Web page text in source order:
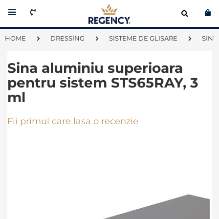
HOME DRESSING SISTEME DE GLISARE SINE
Sina aluminiu superioara
pentru sistem STS65RAY, 3
ml
Fii primul care lasa o recenzie